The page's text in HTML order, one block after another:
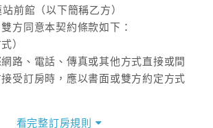
前館（以下簡稱乙方）
方同意本契約條款如下：
）
、電話、傳真或其他方式直接或間
受訂房時，應以書面或雙方約定方式
看完整訂房規則